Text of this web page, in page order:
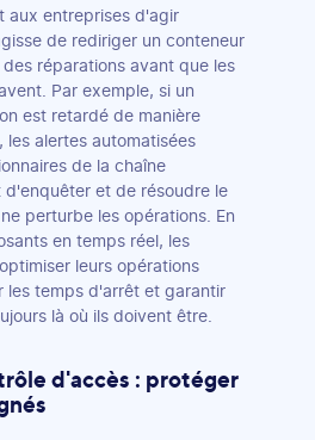
aux entreprises d'agir
de rediriger un conteneur
réparations avant que les
Par exemple, si un
est retardé de manière
les alertes automatisées
de la chaîne
et de résoudre le
perturbe les opérations. En
en temps réel, les
leurs opérations
les temps d'arrêt et garantir
là où ils doivent être.
d'accès : protéger